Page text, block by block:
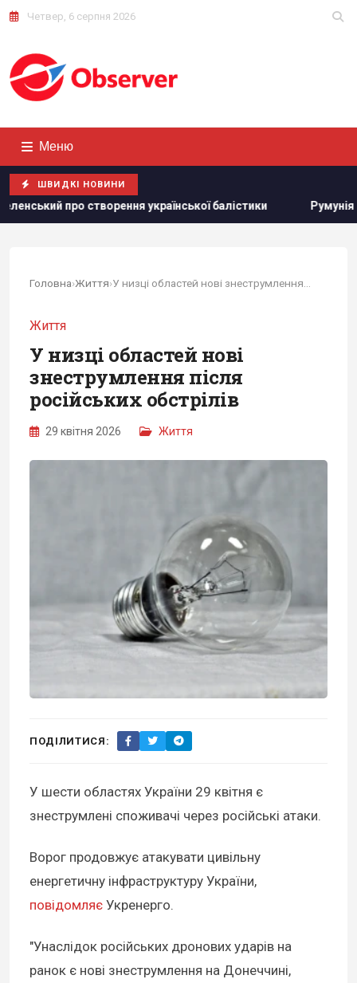
Четвер, 6 серпня 2026
Меню
ШВИДКІ НОВИНИ
української балістики Румунія змінює течію Дунаю:
Головна›Життя›
Життя
У низці областей нові
знеструмлення після
російських обстрілів
29 квітня 2026 Життя
ПОДІЛИТИСЯ:
У шести областях України 29 квітня є
знеструмлені споживачі через російські атаки.
Ворог продовжує атакувати цивільну
енергетичну інфраструктуру України,
повідомляє Укренерго.
"Унаслідок російських дронових ударів на
ранок є нові знеструмлення на Донеччині,